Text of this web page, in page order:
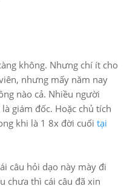
không. Nhưng chí ít cho
nhưng mấy năm nay
nào cả. Nhiều người
giám đốc. Hoặc chủ tích
khi là 1 8x đời cuối tại
câu hỏi dạo này mày đi
chưa thì cái câu đã xin